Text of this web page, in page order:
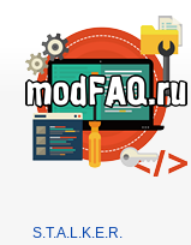
S.T.A.L.K.E.R.